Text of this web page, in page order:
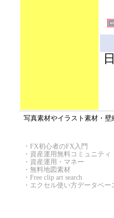
写真素材やイラスト素材・壁
・ FX初心者のFX入門
・ 資産運用無料コミュニティ
・ 資産運用・マネー
・ 無料地図素材
・ Free clip art search
・ エクセル使い方データベー